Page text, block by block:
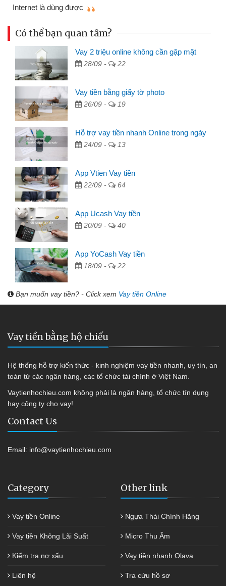
Có thể bạn quan tâm?
Vay 2 triệu online không cần gặp mặt
28/09 - 22
Vay tiền bằng giấy tờ photo
26/09 - 19
Hỗ trợ vay tiền nhanh Online trong ngày
24/09 - 13
App Vtien Vay tiền
22/09 - 64
App Ucash Vay tiền
20/09 - 40
App YoCash Vay tiền
18/09 - 22
Bạn muốn vay tiền? - Click xem Vay tiền Online
Vay tiền bằng hộ chiếu
Hệ thống hỗ trợ kiến thức - kinh nghiệm vay tiền nhanh, uy tín, an
toàn từ các ngân hàng, các tổ chức tài chính ở Việt Nam.
Vaytienhochieu.com không phải là ngân hàng, tổ chức tín dụng
hay công ty cho vay!
Contact Us
Email: info@vaytienhochieu.com
Category
Vay tiền Online
Vay tiền Không Lãi Suất
Kiểm tra nợ xấu
Liên hệ
Other link
Ngựa Thái Chính Hãng
Micro Thu Âm
Vay tiền nhanh Olava
Tra cứu hồ sơ